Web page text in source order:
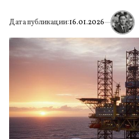
Дата публикации:16.01.2026 ИА